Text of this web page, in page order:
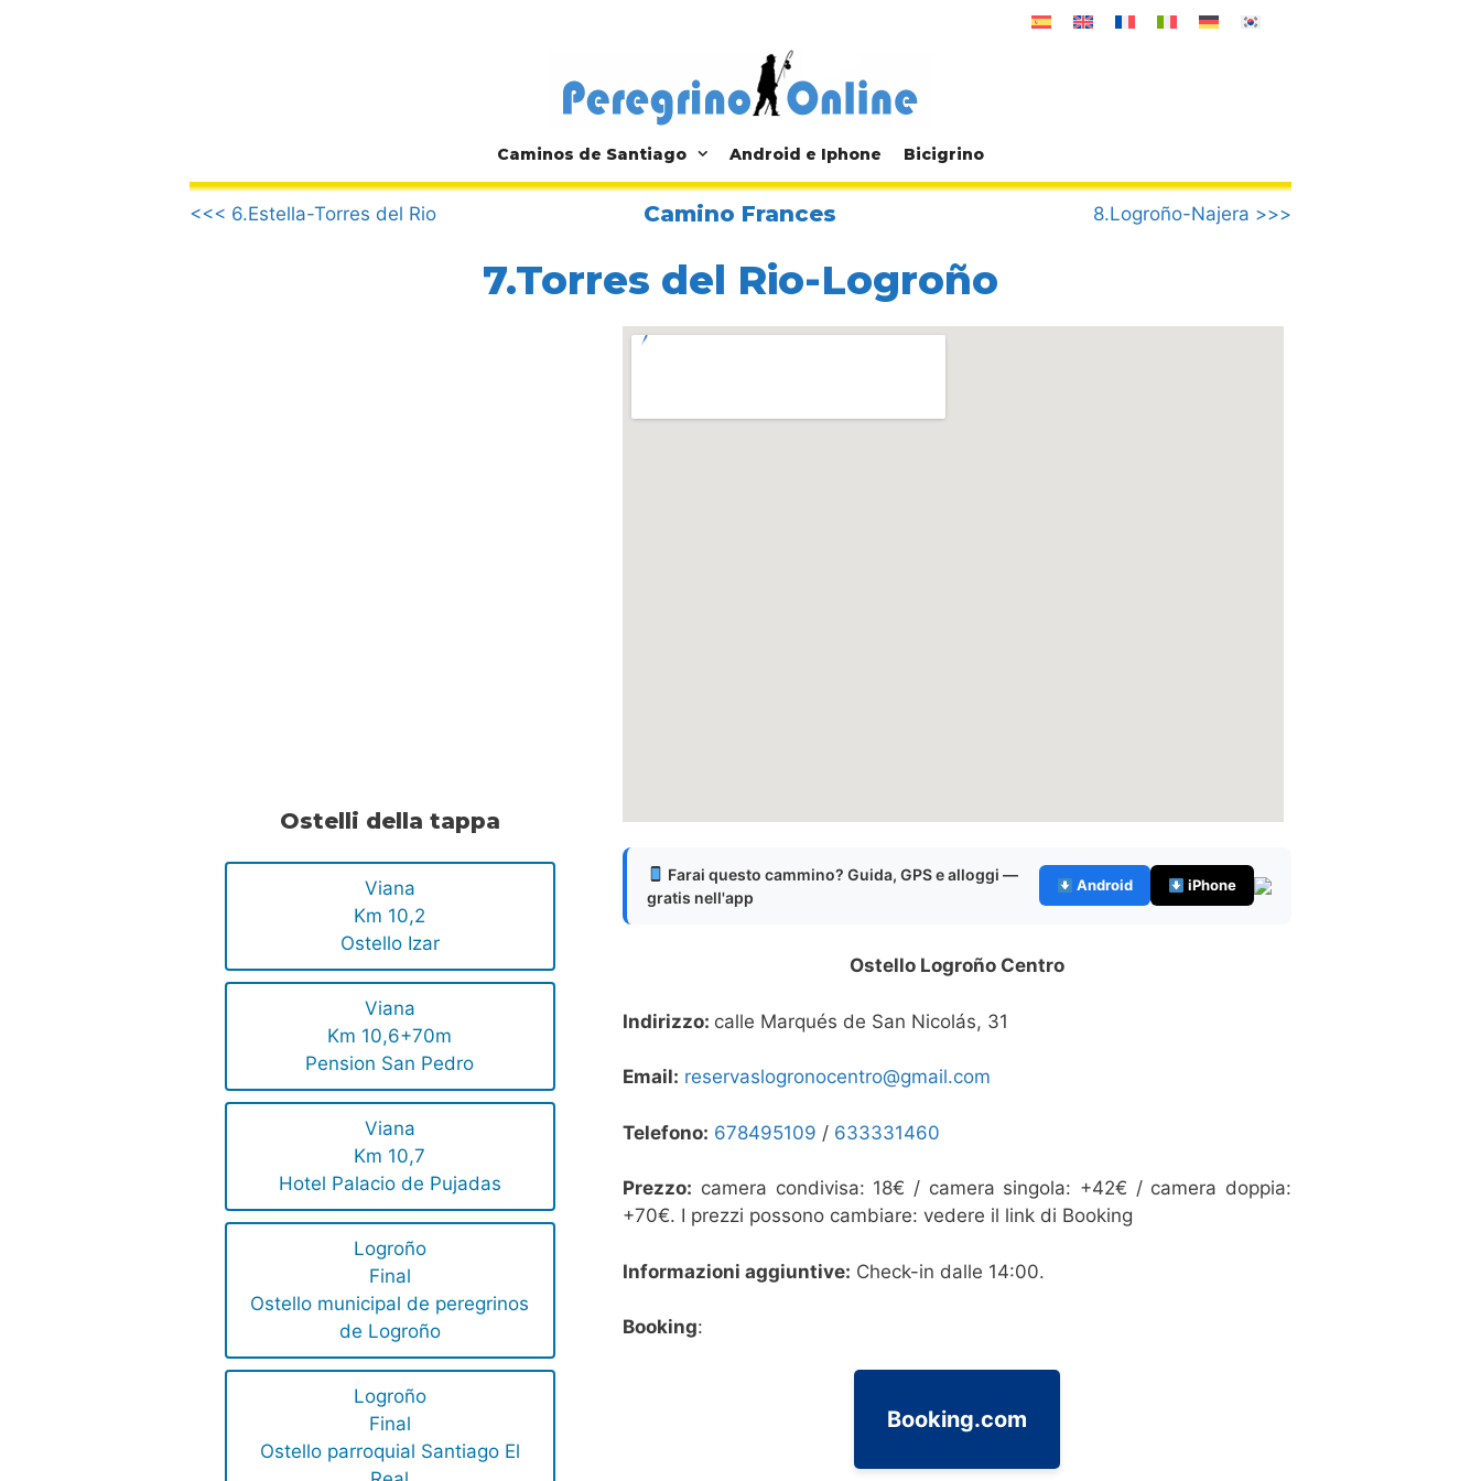
Caminos de Santiago Android e Iphone Bicigrino
.
<<< 6.Estella-Torres del Rio
Camino Frances 8.Logroño-Najera >>>
7.Torres del Rio-Logroño
Ostelli della tappa
Viana
Km 10,2
Ostello Izar
Viana
Km 10,6+70m
Pension San Pedro
Viana
Km 10,7
Hotel Palacio de Pujadas
Logroño
Final
Ostello municipal de peregrinos
de Logroño
Logroño
Final
Ostello parroquial Santiago El
Farai questo cammino? Guida, GPS e alloggi —
gratis nell'app
Android iPhone
Ostello Logroño Centro
Indirizzo: calle Marqués de San Nicolás, 31
Email: reservaslogronocentro@gmail.com
Telefono: 678495109 / 633331460
Prezzo: camera condivisa: 18€ / camera singola: +42€ / camera doppia:
+70€. I prezzi possono cambiare: vedere il link di Booking
Informazioni aggiuntive: Check-in dalle 14:00.
Booking:
Booking.com